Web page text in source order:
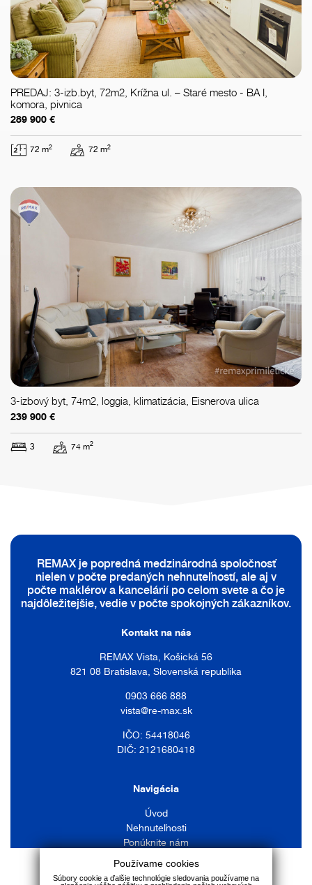
PREDAJ: 3-izb.byt, 72m2, Krížna ul. – Staré mesto - BA I,
komora, pivnica
289 900 €
72 m2 72 m2
3-izbový byt, 74m2, loggia, klimatizácia, Eisnerova ulica
239 900 €
3 74 m2
REMAX je popredná medzinárodná spoločnosť
nielen v počte predaných nehnuteľností, ale aj v
počte maklérov a kancelárií po celom svete a čo je
najdôležitejšie, vedie v počte spokojných zákazníkov.
Kontakt na nás
REMAX Vista, Košická 56
821 08 Bratislava, Slovenská republika
0903 666 888
vista@re-max.sk
IČO: 54418046
DIČ: 2121680418
Navigácia
Úvod
Nehnuteľnosti
Ponúknite nám
Služby
Používame cookies
Súbory cookie a ďalšie technológie sledovania používame na